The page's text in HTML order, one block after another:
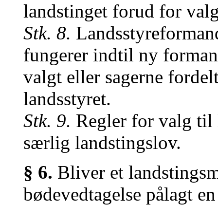
landstinget forud for
Stk. 8.
fungerer indtil ny
valgt eller sagerne
landsstyret.
Stk. 9. Regler for valg til
særlig landstingslov.
§ 6. Bliver et
bødevedtagelse pålagt